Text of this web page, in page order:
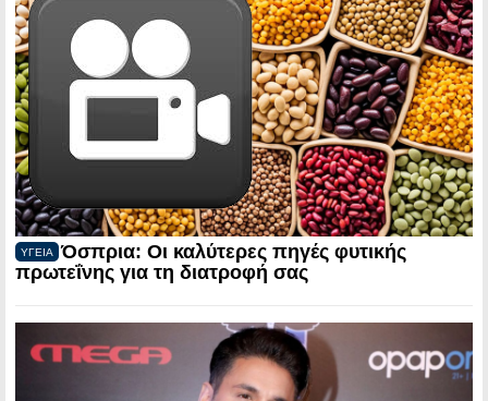
ΥΓΕΙΑ
Όσπρια: Οι καλύτερες πηγές φυτικής
πρωτεΐνης για τη διατροφή σας